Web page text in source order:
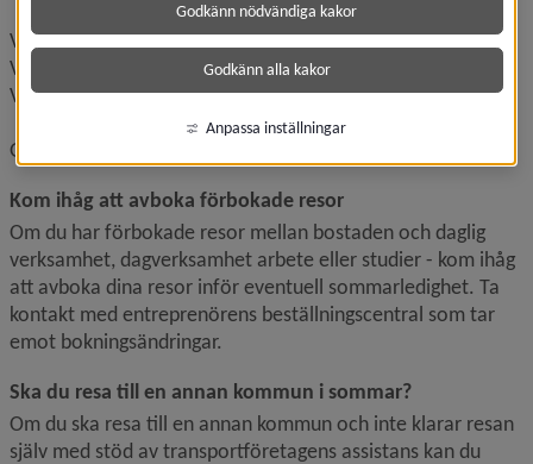
V. 27-28 öppet tisdagar och torsdagar kl. 10-11.
V. 29 stängd telefon.
V. 30-32 öppet tisdagar och torsdagar kl. 10-11.
Gå in på vår
Kom ihåg att avboka förbokade resor
Om du har förbokade resor mellan bostaden och daglig
verksamhet, dagverksamhet arbete eller studier - kom ihåg
att avboka dina resor inför eventuell sommarledighet. Ta
kontakt med entreprenörens beställningscentral som tar
emot bokningsändringar.
Ska du resa till en annan kommun i sommar?
Om du ska resa till en annan kommun och inte klarar resan
själv med stöd av transportföretagens assistans kan du
Godkänn nödvändiga kakor
Godkänn alla kakor
Anpassa inställningar